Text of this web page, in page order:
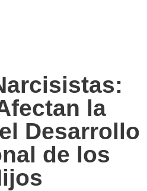
la
Desarrollo
de los